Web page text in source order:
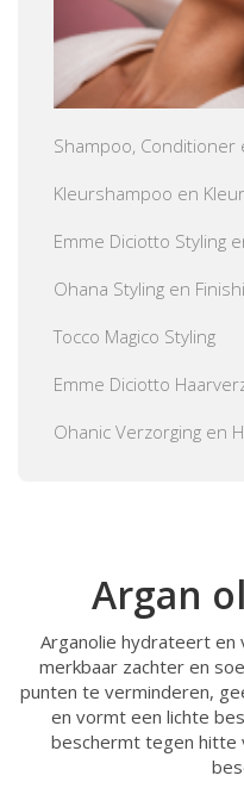
Shampoo, Conditioner
Kleurshampoo en
Emme Diciotto Styling
Ohana Styling en
Tocco Magico Styling
Emme Diciotto
Ohanic Verzorging en
Argan
Arganolie hydrateert en
merkbaar zachter en
punten te verminderen,
en vormt een lichte
beschermt tegen hitte